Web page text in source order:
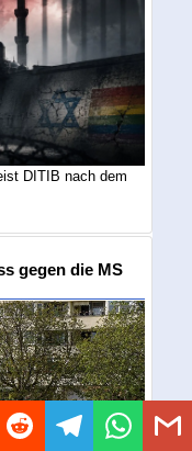
DITIB nach dem
gegen die MS